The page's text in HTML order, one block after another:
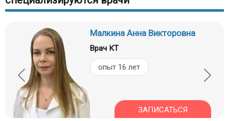
Малкина Анна Викторовна
Врач КТ
опыт 16 лет
ЗАПИСАТЬСЯ